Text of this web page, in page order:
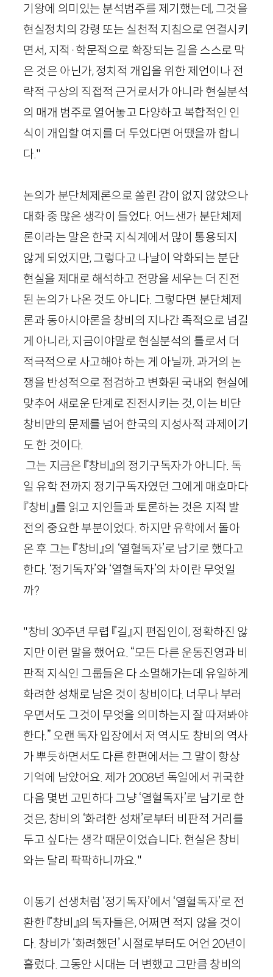
기왕에 의미있는 분석범주를 제기했는데, 그것을
현실정치의 강령 또는 실천적 지침으로 연결시키
면서, 지적 ·학문적으로 확장되는 길을 스스로 막
은 것은 아닌가, 정치적 개입을 위한 제언이나 전
략적 구상의 직접적 근거로서가 아니라 현실분석
의 매개 범주로 열어놓고 다양하고 복합적인 인
식이 개입할 여지를 더 두었다면 어땠을까 합니
다."
논의가 분단체제론으로 쏠린 감이 없지 않았으나
대화 중 많은 생각이 들었다. 어느샌가 분단체제
론이라는 말은 한국 지식계에서 많이 통용되지
않게 되었지만, 그렇다고 나날이 악화되는 분단
현실을 제대로 해석하고 전망을 세우는 더 진전
된 논의가 나온 것도 아니다. 그렇다면 분단체제
론과 동아시아론을 창비의 지나간 족적으로 넘길
게 아니라, 지금이야말로 현실분석의 틀로서 더
적극적으로 사고해야 하는 게 아닐까. 과거의 논
쟁을 반성적으로 점검하고 변화된 국내외 현실에
맞추어 새로운 단계로 진전시키는 것, 이는 비단
창비만의 문제를 넘어 한국의 지성사적 과제이기
도 한 것이다.
그는 지금은 『창비』의 정기구독자가 아니다. 독
일 유학 전까지 정기구독자였던 그에게 매호마다
『창비』를 읽고 지인들과 토론하는 것은 지적 발
전의 중요한 부분이었다. 하지만 유학에서 돌아
온 후 그는 『창비』의 ‘열혈독자’로 남기로 했다고
한다. ‘정기독자’와 ‘열혈독자’의 차이란 무엇일
까?
"창비 30주년 무렵 『길』지 편집인이, 정확하진 않
지만 이런 말을 했어요. “모든 다른 운동진영과 비
판적 지식인 그룹들은 다 소멸해가는데 유일하게
화려한 성채로 남은 것이 창비이다. 너무나 부러
우면서도 그것이 무엇을 의미하는지 잘 따져봐야
한다.” 오랜 독자 입장에서 저 역시도 창비의 역사
가 뿌듯하면서도 다른 한편에서는 그 말이 항상
기억에 남았어요. 제가 2008년 독일에서 귀국한
다음 몇번 고민하다 그냥 ‘열혈독자’로 남기로 한
것은, 창비의 ‘화려한 성채’로부터 비판적 거리를
두고 싶다는 생각 때문이었습니다. 현실은 창비
와는 달리 팍팍하니까요."
이동기 선생처럼 ‘정기독자’에서 ‘열혈독자’로 전
환한 『창비』의 독자들은, 어쩌면 적지 않을 것이
다. 창비가 ‘화려했던’ 시절로부터도 어언 20년이
흘렀다. 그동안 시대는 더 변했고 그만큼 창비의